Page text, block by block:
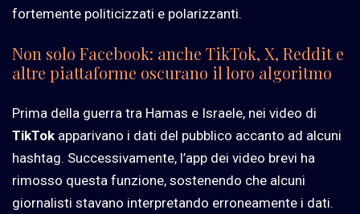
fortemente politicizzati e polarizzanti.
Non solo Facebook: anche TikTok, X, Reddit e
altre piattaforme oscurano il loro algoritmo
Prima della guerra tra Hamas e Israele, nei video di
TikTok apparivano i dati del pubblico accanto ad alcuni
hashtag. Successivamente, l’app dei video brevi ha
rimosso questa funzione, sostenendo che alcuni
giornalisti stavano interpretando erroneamente i dati.